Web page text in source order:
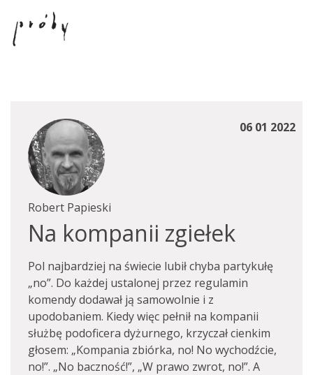
06 01 2022
Robert Papieski
Na kompanii zgiełek
Pol najbardziej na świecie lubił chyba partykułę
„no”. Do każdej ustalonej przez regulamin
komendy dodawał ją samowolnie i z
upodobaniem. Kiedy więc pełnił na kompanii
służbę podoficera dyżurnego, krzyczał cienkim
głosem: „Kompania zbiórka, no! No wychodźcie,
no!”. „No baczność!”, „W prawo zwrot, no!”. A